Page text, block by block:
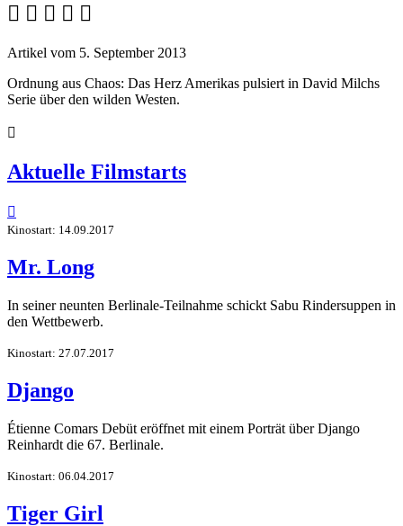
    
Artikel vom 5. September 2013
Ordnung aus Chaos: Das Herz Amerikas pulsiert in David Milchs
Serie über den wilden Westen.

Aktuelle Filmstarts

Kinostart: 14.09.2017
Mr. Long
In seiner neunten Berlinale-Teilnahme schickt Sabu Rindersuppen in
den Wettbewerb.
Kinostart: 27.07.2017
Django
Étienne Comars Debüt eröffnet mit einem Porträt über Django
Reinhardt die 67. Berlinale.
Kinostart: 06.04.2017
Tiger Girl